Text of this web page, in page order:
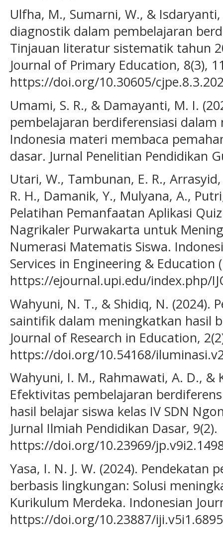
Ulfha, M., Sumarni, W., & Isdaryanti,
diagnostik dalam pembelajaran
Tinjauan literatur sistematik tahun
Journal of Primary Education, 8(3),
https://doi.org/10.30605/
Umami, S. R., & Damayanti, M. I.
pembelajaran berdiferensiasi
Indonesia materi membaca
dasar. Jurnal Penelitian Pendidikan
Utari, W., Tambunan, E. R.,
R. H., Damanik, Y., Mulyana, A.,
Pelatihan Pemanfaatan Aplikasi
Nagrikaler Purwakarta untuk
Numerasi Matematis Siswa.
Services in Engineering & Education
https://ejournal.upi.edu/index.php/
Wahyuni, N. T., & Shidiq, N. (2024).
saintifik dalam meningkatkan hasil
Journal of Research in Education,
https://doi.org/10.54168/
Wahyuni, I. M., Rahmawati, A. D., &
Efektivitas pembelajaran
hasil belajar siswa kelas IV SDN
Jurnal Ilmiah Pendidikan Dasar, 9(2).
https://doi.org/10.23969/
Yasa, I. N. J. W. (2024). Pendekatan
berbasis lingkungan: Solusi
Kurikulum Merdeka. Indonesian
https://doi.org/10.23887/